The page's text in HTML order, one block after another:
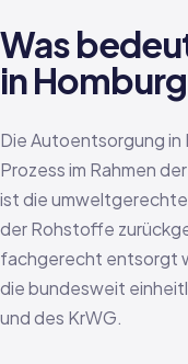
Was
in
Die Autoentsorgung
Prozess im Rahmen
ist die
der Rohstoffe
fachgerecht entsorgt
die bundesweit
und des KrWG.